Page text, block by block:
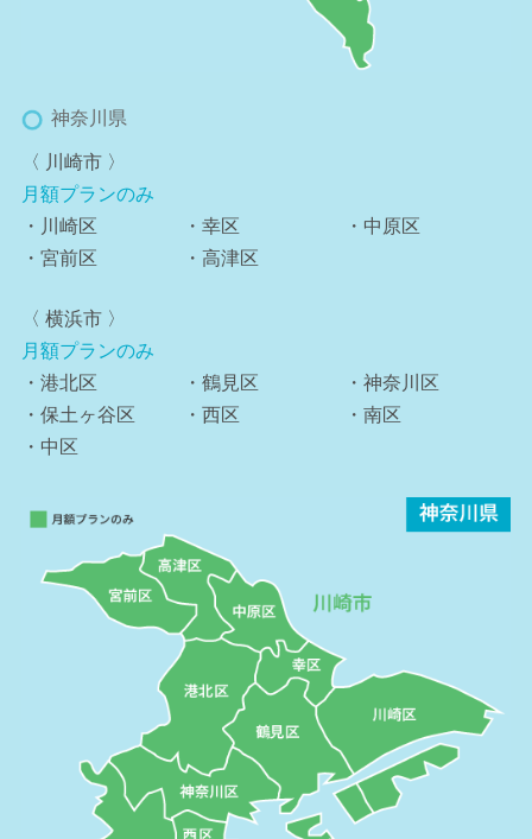
神奈川県
〈 川崎市 〉
月額プランのみ
・川崎区
・幸区
・中原区
・宮前区
・高津区
〈 横浜市 〉
月額プランのみ
・港北区
・鶴見区
・神奈川区
・保土ヶ谷区
・西区
・南区
・中区